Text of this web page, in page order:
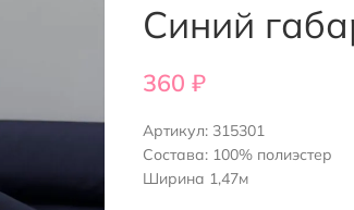
Синий
360₽
Артикул: 315301
Состава: 100% полиэстер
Ширина 1,47м